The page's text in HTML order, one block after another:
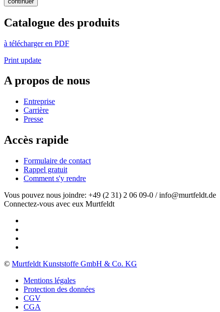
Catalogue des produits
à télécharger en PDF
Print update
A propos de nous
Entreprise
Carrière
Presse
Accès rapide
Formulaire de contact
Rappel gratuit
Comment s'y rendre
Vous pouvez nous joindre: +49 (2 31) 2 06 09-0 / info@murtfeldt.de
Connectez-vous avec eux Murtfeldt
© Murtfeldt Kunststoffe GmbH & Co. KG
Mentions légales
Protection des données
CGV
CGA